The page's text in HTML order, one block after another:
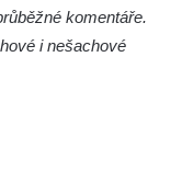
komentáře.
i nešachové